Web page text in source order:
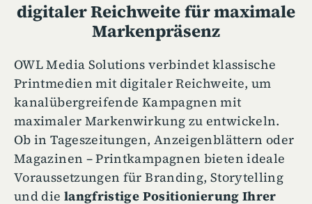
digitaler Reichweitefür maximale
Markenpräsenz
OWL Media Solutions verbindet klassische
Printmedien mit digitaler Reichweite, um
kanalübergreifende Kampagnen mit
maximaler Markenwirkung zu entwickeln.
Ob in Tageszeitungen, Anzeigenblättern oder
Magazinen – Printkampagnen bieten ideale
Voraussetzungen für Branding, Storytelling
und die langfristige Positionierung Ihrer